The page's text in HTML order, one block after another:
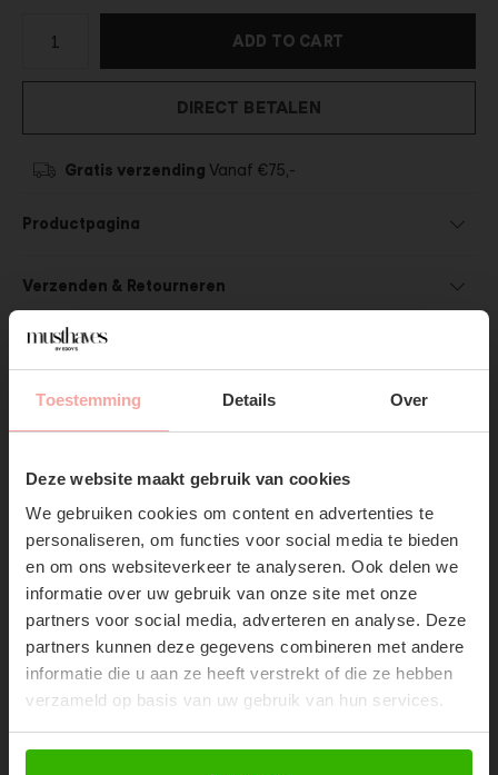
Toestemming Details Over
Deze website maakt gebruik van cookies
We gebruiken cookies om content en advertenties te
personaliseren, om functies voor social media te bieden
en om ons websiteverkeer te analyseren. Ook delen we
informatie over uw gebruik van onze site met onze
partners voor social media, adverteren en analyse. Deze
partners kunnen deze gegevens combineren met andere
informatie die u aan ze heeft verstrekt of die ze hebben
verzameld op basis van uw gebruik van hun services.
SUBSCRIBE NOW & GET
10% OFF YOUR FIRST
ORDER!
Don't miss out on our trendy new drops or exclusive
ADD TO CART
DIRECT BETALEN
Gratis verzending Vanaf €75,-
Productpagina
Verzenden & Retourneren
SHOP THE LOOK